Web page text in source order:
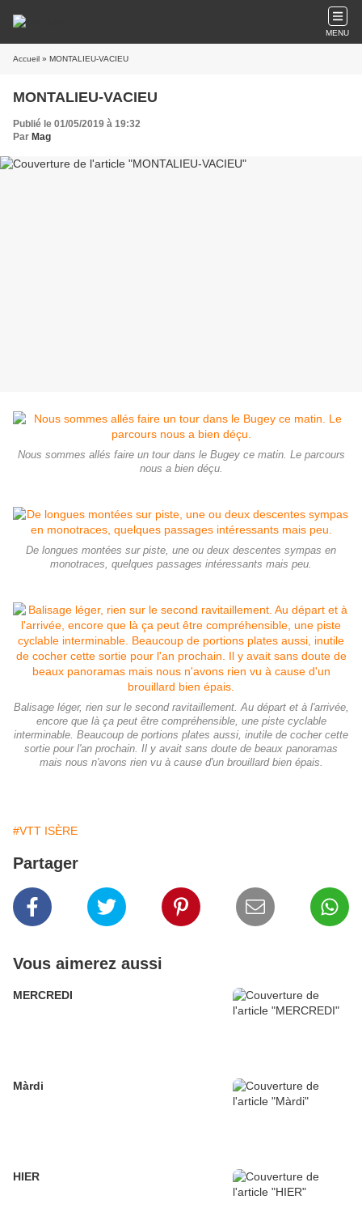
MENU
Accueil » MONTALIEU-VACIEU
MONTALIEU-VACIEU
Publié le 01/05/2019 à 19:32
Par Mag
Nous sommes allés faire un tour dans le Bugey ce matin. Le parcours
nous a bien déçu.
De longues montées sur piste, une ou deux descentes sympas en
monotraces, quelques passages intéressants mais peu.
Balisage léger, rien sur le second ravitaillement. Au départ et à l'arrivée,
encore que là ça peut être compréhensible, une piste cyclable
interminable. Beaucoup de portions plates aussi, inutile de cocher cette
sortie pour l'an prochain. Il y avait sans doute de beaux panoramas
mais nous n'avons rien vu à cause d'un brouillard bien épais.
#VTT ISÈRE
Partager
Vous aimerez aussi
MERCREDI
Màrdi
HIER